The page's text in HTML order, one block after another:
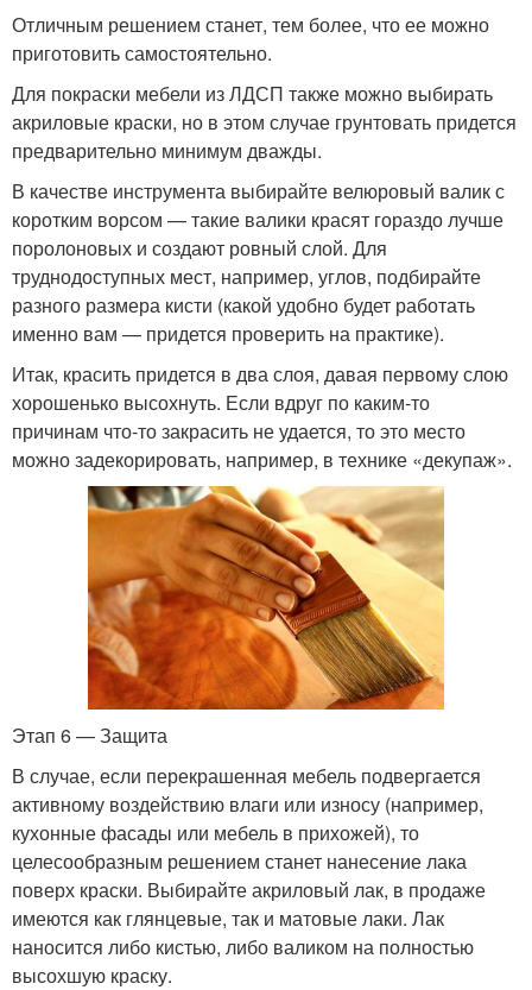
Отличным решением станет, тем более, что ее можно
приготовить самостоятельно.
Для покраски мебели из ЛДСП также можно выбирать
акриловые краски, но в этом случае грунтовать придется
предварительно минимум дважды.
В качестве инструмента выбирайте велюровый валик с
коротким ворсом — такие валики красят гораздо лучше
поролоновых и создают ровный слой. Для
труднодоступных мест, например, углов, подбирайте
разного размера кисти (какой удобно будет работать
именно вам — придется проверить на практике).
Итак, красить придется в два слоя, давая первому слою
хорошенько высохнуть. Если вдруг по каким-то
причинам что-то закрасить не удается, то это место
можно задекорировать, например, в технике «декупаж».
Этап 6 — Защита
В случае, если перекрашенная мебель подвергается
активному воздействию влаги или износу (например,
кухонные фасады или мебель в прихожей), то
целесообразным решением станет нанесение лака
поверх краски. Выбирайте акриловый лак, в продаже
имеются как глянцевые, так и матовые лаки. Лак
наносится либо кистью, либо валиком на полностью
высохшую краску.